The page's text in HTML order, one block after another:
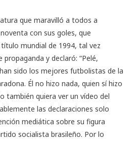
que maravilló a todos a
con sus goles, que
mundial de 1994, tal vez
y declaró: “Pelé,
sido los mejores futbolistas de la
Él no hizo nada, quien sí hizo
también quiera ver un vídeo del
las declaraciones solo
mediática sobre su figura
socialista brasileño. Por lo